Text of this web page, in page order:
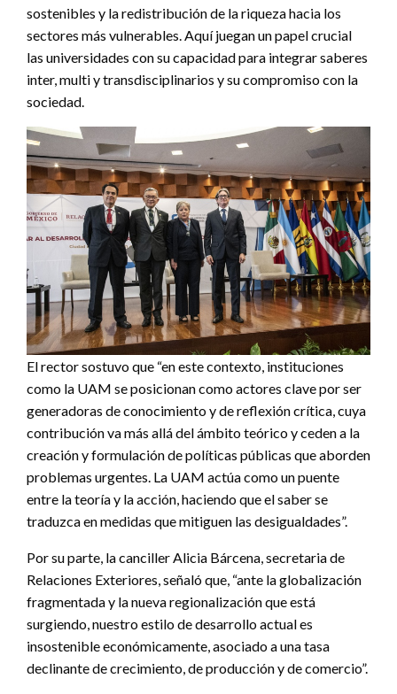
sostenibles y la redistribución de la riqueza hacia los
sectores más vulnerables. Aquí juegan un papel crucial
las universidades con su capacidad para integrar saberes
inter, multi y transdisciplinarios y su compromiso con la
sociedad.
El rector sostuvo que “en este contexto, instituciones
como la UAM se posicionan como actores clave por ser
generadoras de conocimiento y de reflexión crítica, cuya
contribución va más allá del ámbito teórico y ceden a la
creación y formulación de políticas públicas que aborden
problemas urgentes. La UAM actúa como un puente
entre la teoría y la acción, haciendo que el saber se
traduzca en medidas que mitiguen las desigualdades”.
Por su parte, la canciller Alicia Bárcena, secretaria de
Relaciones Exteriores, señaló que, “ante la globalización
fragmentada y la nueva regionalización que está
surgiendo, nuestro estilo de desarrollo actual es
insostenible económicamente, asociado a una tasa
declinante de crecimiento, de producción y de comercio”.